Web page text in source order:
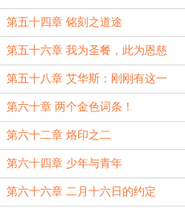
第五十四章 铭刻之道途
第五十六章 我为圣餐，此为恩慈
第五十八章 艾华斯：刚刚有这一
幕？
第六十章 两个金色词条！
第六十二章 烙印之二
第六十四章 少年与青年
第六十六章 二月十六日的约定